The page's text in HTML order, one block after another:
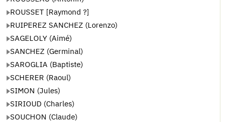
ROUSSET [Raymond ?]
RUIPEREZ SANCHEZ (Lorenzo)
SAGELOLY (Aimé)
SANCHEZ (Germinal)
SAROGLIA (Baptiste)
SCHERER (Raoul)
SIMON (Jules)
SIRIOUD (Charles)
SOUCHON (Claude)